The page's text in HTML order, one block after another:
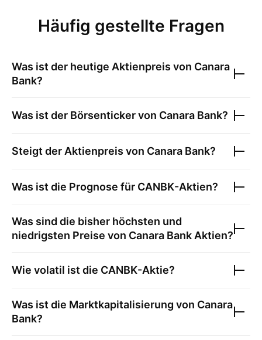
Häufig gestellte Fragen
Was ist der heutige Aktienpreis von Canara
Bank?
Was ist der Börsenticker von Canara Bank?
Steigt der Aktienpreis von Canara Bank?
Was ist die Prognose für CANBK-Aktien?
Was sind die bisher höchsten und
niedrigsten Preise von Canara Bank Aktien?
Wie volatil ist die CANBK-Aktie?
Was ist die Marktkapitalisierung von Canara
Bank?